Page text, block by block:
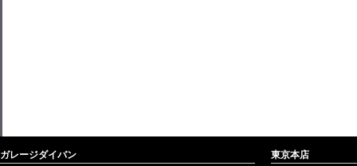
ガレージダイバン 東京本店